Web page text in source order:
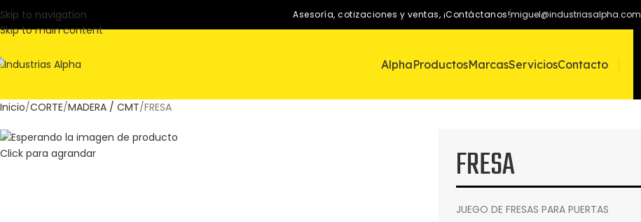
Skip to navigation
Skip to main content
Asesoría, cotizaciones y ventas, ¡Contáctanos!miguel@industriasalpha.com
AlphaProductosMarcasServiciosContacto
Inicio CORTE MADERA / CMT FRESA
Click para agrandar FRESA
JUEGO DE FRESAS PARA PUERTAS